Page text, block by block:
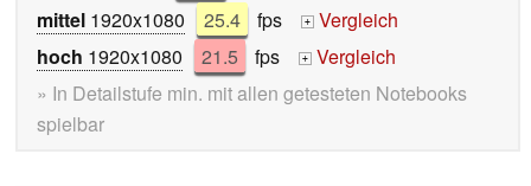
mittel 1920x1080 25.4 fps +
Vergleich
hoch 1920x1080 21.5 fps +
Vergleich
» In Detailstufe min. mit allen getesteten Notebooks
spielbar